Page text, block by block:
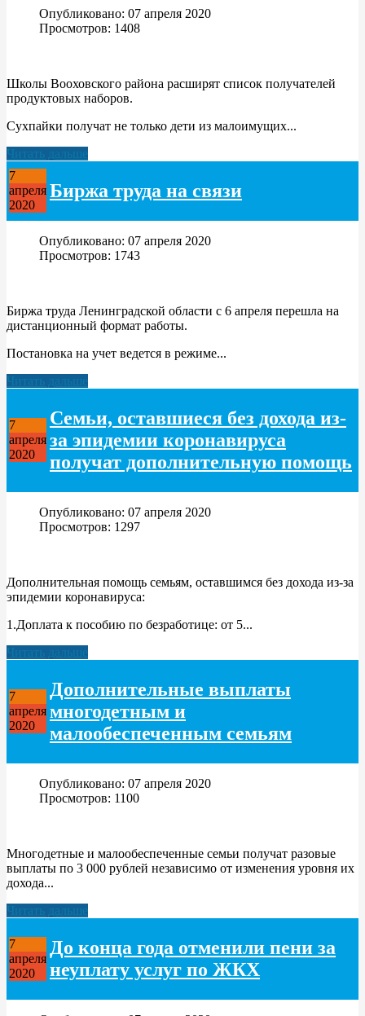
Опубликовано: 07 апреля 2020
Просмотров: 1408
Школы Вооховского района расширят список получателей
продуктовых наборов.
Сухпайки получат не только дети из малоимущих...
Читать дальше
7
апреля
2020
Биржа труда на связи
Опубликовано: 07 апреля 2020
Просмотров: 1743
Биржа труда Ленинградской области с 6 апреля перешла на
дистанционный формат работы.
Постановка на учет ведется в режиме...
Читать дальше
7
апреля
2020
Семьи, оставшиеся без дохода из-
за эпидемии коронавируса
получат дополнительную помощь
Опубликовано: 07 апреля 2020
Просмотров: 1297
Дополнительная помощь семьям, оставшимся без дохода из-за
эпидемии коронавируса:
1.Доплата к пособию по безработице: от 5...
Читать дальше
7
апреля
2020
Дополнительные выплаты
многодетным и
малообеспеченным семьям
Опубликовано: 07 апреля 2020
Просмотров: 1100
Многодетные и малообеспеченные семьи получат разовые
выплаты по 3 000 рублей независимо от изменения уровня их
дохода...
Читать дальше
7
апреля
2020
До конца года отменили пени за
неуплату услуг по ЖКХ